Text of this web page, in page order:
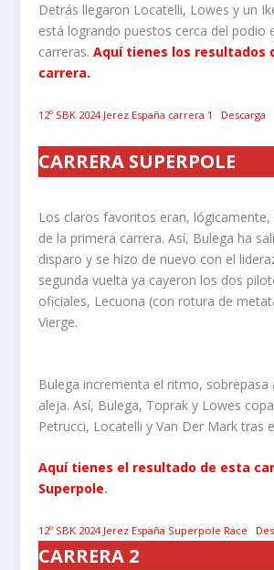
Detrás llegaron Locatelli, Lowes y un
está logrando puestos cerca del podio
carreras.Aquí tienes los resultados
carrera.
12º SBK 2024 Jerez España carrera 1 Descarga
CARRERA SUPERPOLE
Los claros favoritos eran,
de la primera carrera. Así, Bulega ha
disparo y se hizo de nuevo con el
segunda vuelta ya cayeron los dos
oficiales, Lecuona (con rotura de
Vierge.
Bulega incrementa el ritmo, sobrepasa
aleja. Así, Bulega, Toprak y Lowes
Petrucci, Locatelli y Van Der Mark tras
Aquí tienes el resultado de esta
Superpole.
12º SBK 2024 Jerez España Superpole Race
CARRERA 2